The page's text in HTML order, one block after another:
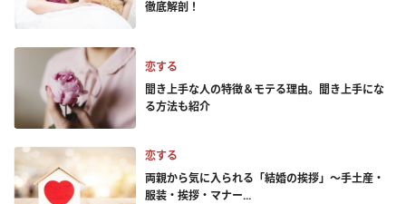
徹底解剖！
恋する
聞き上手な人の特徴＆モテる理由。聞き上手にな
る方法も紹介
恋する
両親から気に入られる「結婚の挨拶」～手土産・
服装・挨拶・マナー...